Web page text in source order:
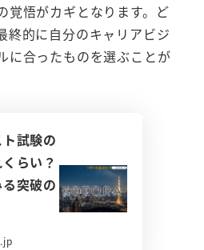
覚悟がカギとなります。ど
終的に自分のキャリアビジ
に合ったものを選ぶことが
試験の
らい？
突破の